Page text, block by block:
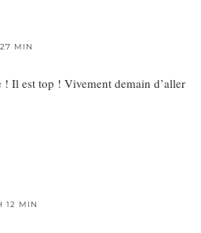
MIN
Il est top ! Vivement demain d’aller
12 MIN